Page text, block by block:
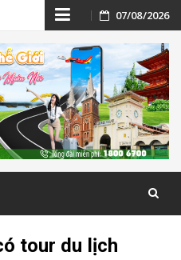
Skip
to
content
07/08/2026
tour du lịch